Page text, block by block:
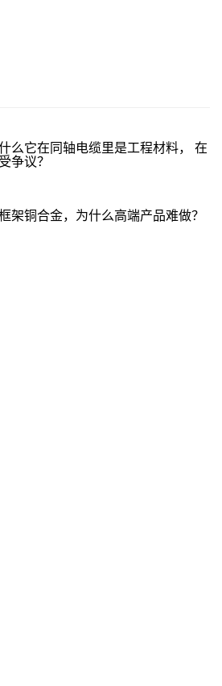
么它在同轴电缆里是工程材料， 在
争议？
架铜合金，为什么高端产品难做？